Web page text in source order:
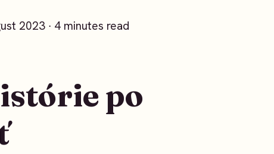
2023 ∙ 4 minutes read
po